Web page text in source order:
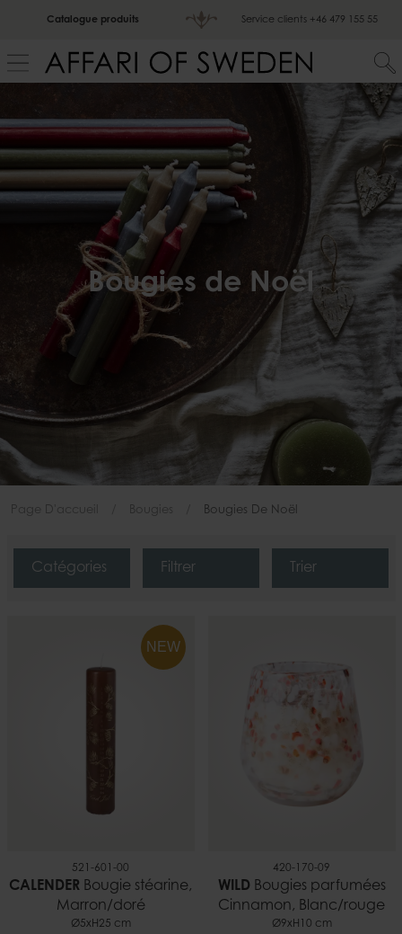
Catalogue produits Service clients +46 479 155 55
Bougies de Noël
Page D'accueil Bougies Bougies De Noël
Catégories Filtrer Trier
NEW
521-601-00
CALENDER Bougie stéarine,
Marron/doré
Ø5xH25 cm
420-170-09
WILD Bougies parfumées
Cinnamon, Blanc/rouge
Ø9xH10 cm